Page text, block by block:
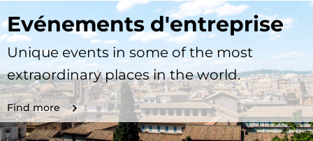
Evénements d'entreprise
Unique events in some of the most
extraordinary places in the world.
Find more